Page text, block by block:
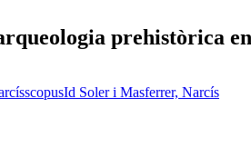
prehistòrica
scopusId Soler i Masferrer, Narcís